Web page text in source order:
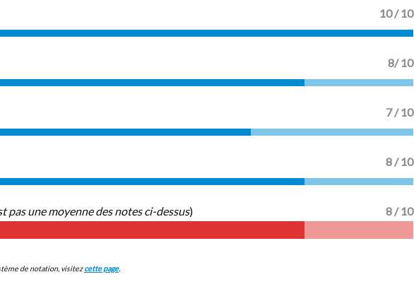
10 / 10
8/ 10
7 / 10
8 / 10
pas une moyenne des notes ci-dessus) 8 / 10
de notation, visitezcette page.